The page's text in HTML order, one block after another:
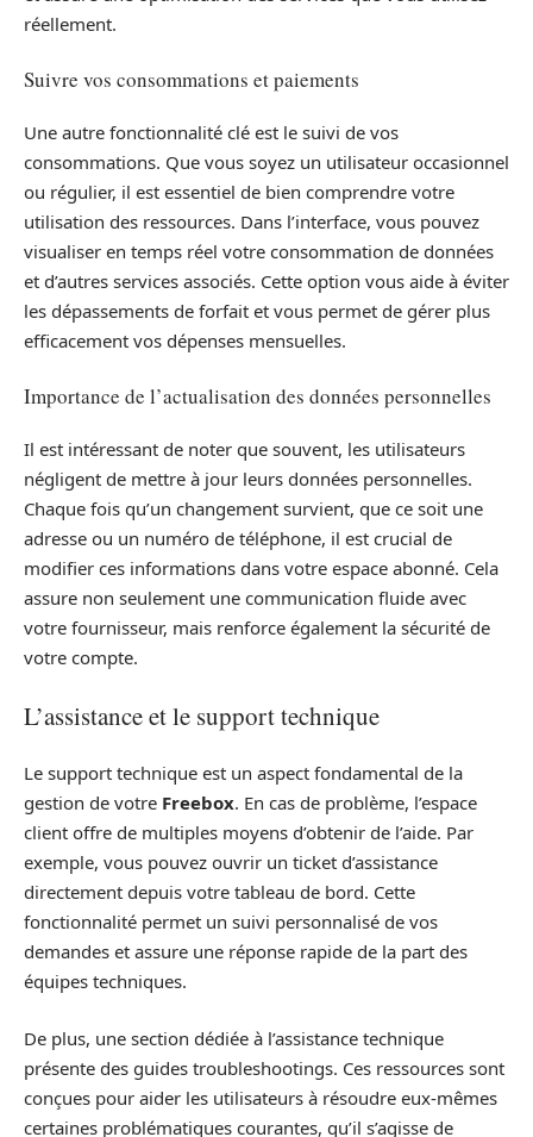
réellement.
Suivre vos consommations et paiements
Une autre fonctionnalité clé est le suivi de vos
consommations. Que vous soyez un utilisateur occasionnel
ou régulier, il est essentiel de bien comprendre votre
utilisation des ressources. Dans l’interface, vous pouvez
visualiser en temps réel votre consommation de données
et d’autres services associés. Cette option vous aide à éviter
les dépassements de forfait et vous permet de gérer plus
efficacement vos dépenses mensuelles.
Importance de l’actualisation des données personnelles
Il est intéressant de noter que souvent, les utilisateurs
négligent de mettre à jour leurs données personnelles.
Chaque fois qu’un changement survient, que ce soit une
adresse ou un numéro de téléphone, il est crucial de
modifier ces informations dans votre espace abonné. Cela
assure non seulement une communication fluide avec
votre fournisseur, mais renforce également la sécurité de
votre compte.
L’assistance et le support technique
Le support technique est un aspect fondamental de la
gestion de votre Freebox. En cas de problème, l’espace
client offre de multiples moyens d’obtenir de l’aide. Par
exemple, vous pouvez ouvrir un ticket d’assistance
directement depuis votre tableau de bord. Cette
fonctionnalité permet un suivi personnalisé de vos
demandes et assure une réponse rapide de la part des
équipes techniques.
De plus, une section dédiée à l’assistance technique
présente des guides troubleshootings. Ces ressources sont
conçues pour aider les utilisateurs à résoudre eux-mêmes
certaines problématiques courantes, qu’il s’agisse de